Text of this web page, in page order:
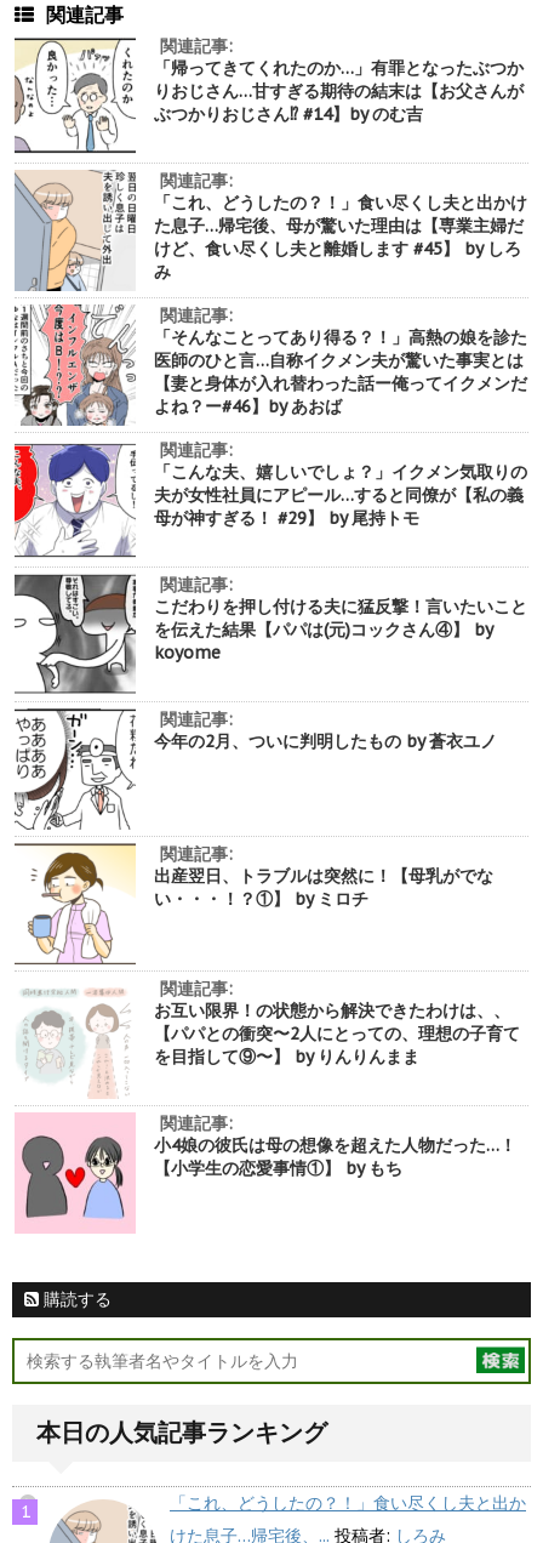
関連記事
関連記事:
「帰ってきてくれたのか…」有罪となったぶつか
りおじさん…甘すぎる期待の結末は【お父さんが
ぶつかりおじさん⁉︎ #14】by のむ吉
関連記事:
「これ、どうしたの？！」食い尽くし夫と出かけ
た息子…帰宅後、母が驚いた理由は【専業主婦だ
けど、食い尽くし夫と離婚します #45】 by しろ
み
関連記事:
「そんなことってあり得る？！」高熱の娘を診た
医師のひと言…自称イクメン夫が驚いた事実とは
【妻と身体が入れ替わった話ー俺ってイクメンだ
よね？ー#46】by あおば
関連記事:
「こんな夫、嬉しいでしょ？」イクメン気取りの
夫が女性社員にアピール…すると同僚が【私の義
母が神すぎる！ #29】 by 尾持トモ
関連記事:
こだわりを押し付ける夫に猛反撃！言いたいこと
を伝えた結果【パパは(元)コックさん④】 by
koyome
関連記事:
今年の2月、ついに判明したもの by 蒼衣ユノ
関連記事:
出産翌日、トラブルは突然に！【母乳がでな
い・・・！？①】 by ミロチ
関連記事:
お互い限界！の状態から解決できたわけは、、
【パパとの衝突〜2人にとっての、理想の子育て
を目指して⑨〜】 by りんりんまま
関連記事:
小4娘の彼氏は母の想像を超えた人物だった…！
【小学生の恋愛事情①】 by もち
購読する
本日の人気記事ランキング
「これ、どうしたの？！」食い尽くし夫と出か
けた息子…帰宅後、... 投稿者: しろみ